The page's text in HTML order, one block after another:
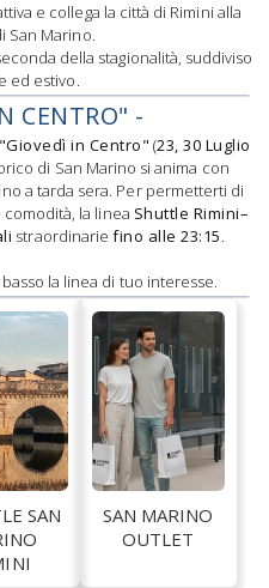
e collega la città di Rimini alla
San Marino.
della stagionalità, suddiviso
ed estivo.
CENTRO" -
"Giovedì in Centro" (23, 30 Luglio
di San Marino si anima con
a tarda sera. Per permetterti di
la linea Shuttle Rimini–
straordinariefino alle 23:15.
la linea di tuo interesse.
SAN
SAN MARINO
OUTLET